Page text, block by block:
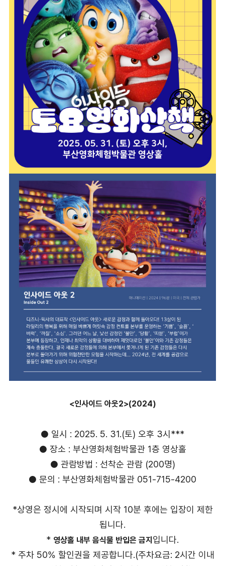
<인사이드 아웃2>(2024)
● 일시 : 2025. 5. 31.(토) 오후 3시***
● 장소 : 부산영화체험박물관 1층 영상홀
● 관람방법 : 선착순 관람 (200명)
● 문의 : 부산영화체험박물관 051-715-4200
*상영은 정시에 시작되며 시작 10분 후에는 입장이 제한
됩니다.
* 영상홀 내부 음식물 반입은 금지 입니다.
* 주차 50% 할인권을 제공합니다.(주차요금: 2시간 이내